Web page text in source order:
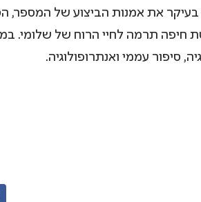
את אמנות הביצוע של המספר,
חיפה תרמה לחיי הרוח של שלומי.
סיפור עממי ואנתרופולוגיה.